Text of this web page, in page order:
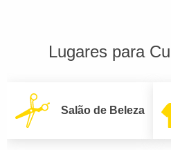
Lugares para
Salão de Beleza